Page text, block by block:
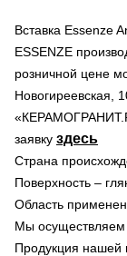
Вставка Essenze
ESSENZE
розничной цене
Новогиреевская,
заявку здесь
Страна
Поверхность –
Область
Мы осуществляем
Продукция нашей